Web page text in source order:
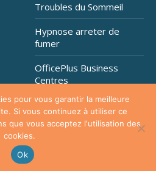
Troubles du Sommeil
Hypnose arreter de
fumer
OfficePlus Business
Centres
Addiction. Tous droits réservés.
psychothérapeutes et
Protection de la Vie Privée
pour vous garantir la meilleure
Si vous continuez à utiliser ce
que vous acceptez l'utilisation des
cookies.
Ok